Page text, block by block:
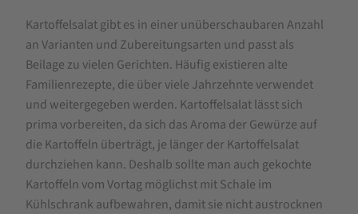
Kartoffelsalat gibt es in einer unüberschaubaren Anzahl
an Varianten und Zubereitungsarten und passt als
Beilage zu vielen Gerichten. Häufig existieren alte
Familienrezepte, die über viele Jahrzehnte verwendet
und weitergegeben werden. Kartoffelsalat lässt sich
prima vorbereiten, da sich das Aroma der Gewürze auf
die Kartoffeln überträgt, je länger der Kartoffelsalat
durchziehen kann. Deshalb sollte man auch gekochte
Kartoffeln vom Vortag möglichst mit Schale im
Kühlschrank aufbewahren, damit sie nicht austrocknen